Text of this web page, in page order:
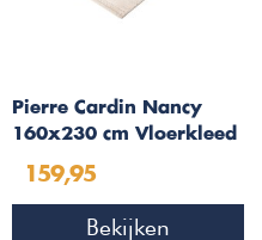
Pierre Cardin Nancy
160x230 cm Vloerkleed
159,95
Bekijken